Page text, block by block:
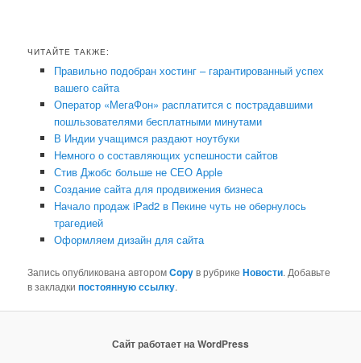
ЧИТАЙТЕ ТАКЖЕ:
Правильно подобран хостинг – гарантированный успех
вашего сайта
Оператор «МегаФон» расплатится с пострадавшими
пошльзователями бесплатными минутами
В Индии учащимся раздают ноутбуки
Немного о составляющих успешности сайтов
Стив Джобс больше не СЕО Apple
Создание сайта для продвижения бизнеса
Начало продаж iPad2 в Пекине чуть не обернулось
трагедией
Оформляем дизайн для сайта
Запись опубликована авторомCopyв рубрикеНовости. Добавьте
в закладкипостоянную ссылку.
Сайт работает на WordPress